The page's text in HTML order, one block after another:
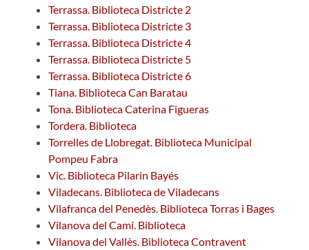
Terrassa. Biblioteca Districte 2
Terrassa. Biblioteca Districte 3
Terrassa. Biblioteca Districte 4
Terrassa. Biblioteca Districte 5
Terrassa. Biblioteca Districte 6
Tiana. Biblioteca Can Baratau
Tona. Biblioteca Caterina Figueras
Tordera. Biblioteca
Torrelles de Llobregat. Biblioteca Municipal
Pompeu Fabra
Vic. Biblioteca Pilarin Bayés
Viladecans. Biblioteca de Viladecans
Vilafranca del Penedès. Biblioteca Torras i Bages
Vilanova del Camí. Biblioteca
Vilanova del Vallès. Biblioteca Contravent